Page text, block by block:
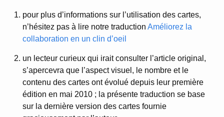
pour plus d’informations sur l’utilisation des cartes,
n’hésitez pas à lire notre traduction Améliorez la
collaboration en un clin d’oeil
un lecteur curieux qui irait consulter l’article original,
s’apercevra que l’aspect visuel, le nombre et le
contenu des cartes ont évolué depuis leur première
édition en mai 2010 ; la présente traduction se base
sur la dernière version des cartes fournie